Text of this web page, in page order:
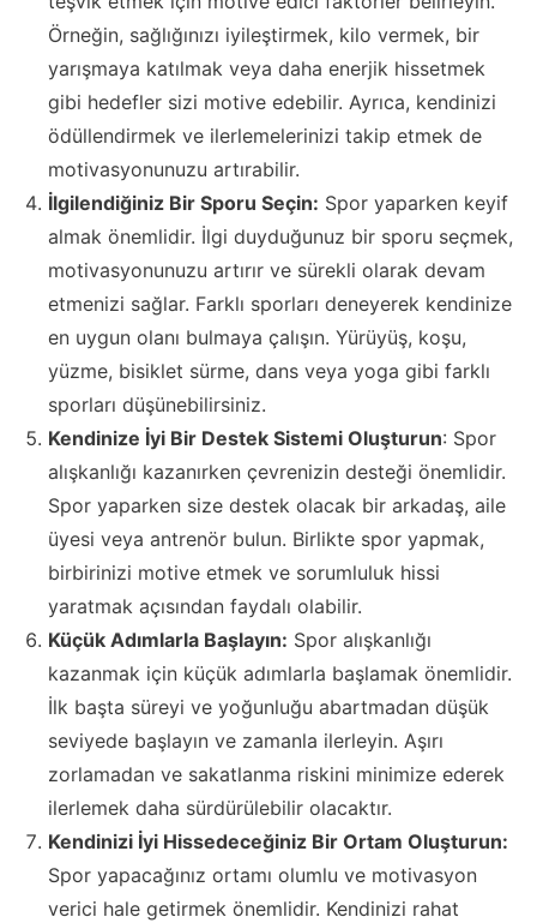
Örneğin, sağlığınızı iyileştirmek, kilo vermek, bir
yarışmaya katılmak veya daha enerjik hissetmek
gibi hedefler sizi motive edebilir. Ayrıca, kendinizi
ödüllendirmek ve ilerlemelerinizi takip etmek de
motivasyonunuzu artırabilir.
İlgilendiğiniz Bir Sporu Seçin: Spor yaparken keyif
almak önemlidir. İlgi duyduğunuz bir sporu seçmek,
motivasyonunuzu artırır ve sürekli olarak devam
etmenizi sağlar. Farklı sporları deneyerek kendinize
en uygun olanı bulmaya çalışın. Yürüyüş, koşu,
yüzme, bisiklet sürme, dans veya yoga gibi farklı
sporları düşünebilirsiniz.
Kendinize İyi Bir Destek Sistemi Oluşturun: Spor
alışkanlığı kazanırken çevrenizin desteği önemlidir.
Spor yaparken size destek olacak bir arkadaş, aile
üyesi veya antrenör bulun. Birlikte spor yapmak,
birbirinizi motive etmek ve sorumluluk hissi
yaratmak açısından faydalı olabilir.
Küçük Adımlarla Başlayın: Spor alışkanlığı
kazanmak için küçük adımlarla başlamak önemlidir.
İlk başta süreyi ve yoğunluğu abartmadan düşük
seviyede başlayın ve zamanla ilerleyin. Aşırı
zorlamadan ve sakatlanma riskini minimize ederek
ilerlemek daha sürdürülebilir olacaktır.
Kendinizi İyi Hissedeceğiniz Bir Ortam Oluşturun:
Spor yapacağınız ortamı olumlu ve motivasyon
verici hale getirmek önemlidir. Kendinizi rahat